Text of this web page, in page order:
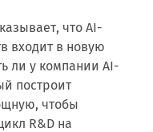
что AI-
входит в новую
ли у компании AI-
построит
чтобы
R&D на